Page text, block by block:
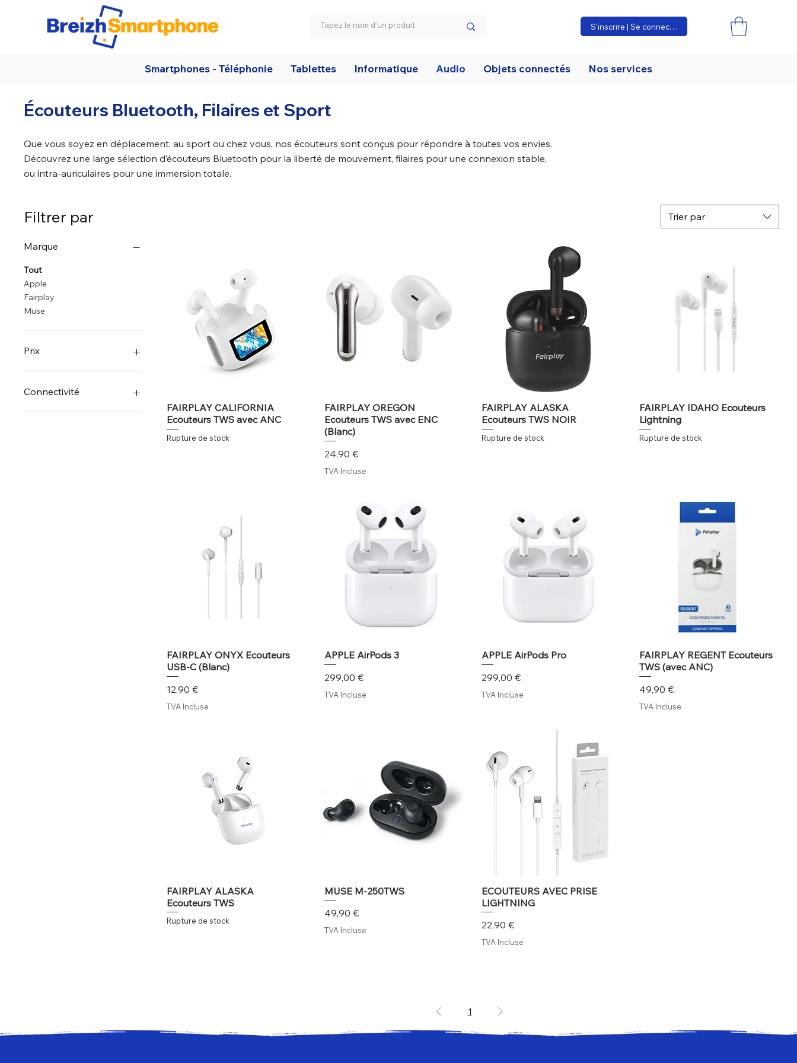
S'inscrire | Se connecter
Smartphones - Téléphonie Tablettes Informatique Audio Objets connectés Nos services
Écouteurs Bluetooth, Filaires et Sport
Que vous soyez en déplacement, au sport ou chez vous, nos écouteurs sont conçus pour répondre à toutes vos envies.
Découvrez une large sélection d’écouteurs Bluetooth pour la liberté de mouvement, filaires pour une connexion stable,
ou intra-auriculaires pour une immersion totale.
Filtrer par
Marque
Tout
Apple
Fairplay
Muse
Prix
Connectivité
Écouteurs Sans Fil
Trier par
FAIRPLAY CALIFORNIA
Ecouteurs TWS avec ANC
Rupture de stock
FAIRPLAY OREGON
Ecouteurs TWS avec ENC
(Blanc)
Prix
24,90 €
TVA Incluse
FAIRPLAY ALASKA
Ecouteurs TWS NOIR
Rupture de stock
FAIRPLAY IDAHO Ecouteurs
Lightning
Rupture de stock
FAIRPLAY ONYX Ecouteurs
USB-C (Blanc)
Prix
12,90 €
TVA Incluse
APPLE AirPods 3
Prix
299,00 €
TVA Incluse
APPLE AirPods Pro
Prix
299,00 €
TVA Incluse
FAIRPLAY REGENT Ecouteurs
TWS (avec ANC)
Prix
49,90 €
TVA Incluse
FAIRPLAY ALASKA
Ecouteurs TWS
Rupture de stock
MUSE M-250TWS
Prix
49,90 €
TVA Incluse
ECOUTEURS AVEC PRISE
LIGHTNING
Prix
22,90 €
TVA Incluse
1